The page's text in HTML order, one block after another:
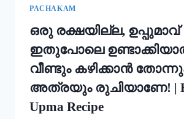
PACHAKAM
ഒരു രക്ഷയില്ല, ഉപ്പുമാവ്
ഇതുപോലെ
വീണ്ടും കഴിക്കാൻ
അത്രയും രുചിയാണേ! |
Upma Recipe